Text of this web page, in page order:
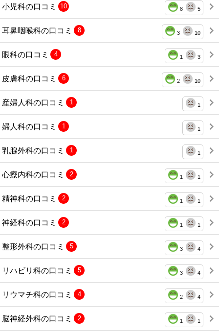
小児科の口コミ 8 5
10
耳鼻咽喉科の口コミ 3 10
8
眼科の口コミ 1 3
4
皮膚科の口コミ 2 10
6
産婦人科の口コミ 1
1
婦人科の口コミ 1
1
乳腺外科の口コミ 1
1
心療内科の口コミ 1 1
2
精神科の口コミ 1 1
2
神経科の口コミ 1 1
2
整形外科の口コミ 3 4
5
リハビリ科の口コミ 3 4
5
リウマチ科の口コミ 2 4
4
脳神経外科の口コミ 1 1
2